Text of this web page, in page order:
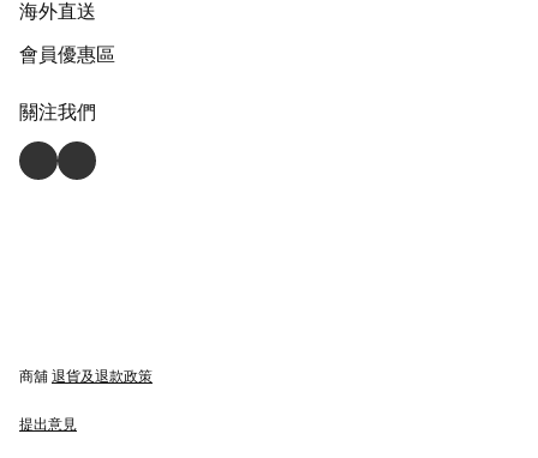
海外直送
會員優惠區
關注我們
商舖 退貨及退款政策
提出意見